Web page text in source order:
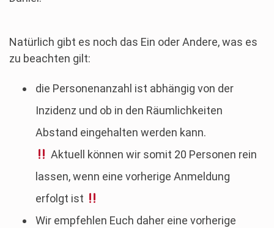
Natürlich gibt es noch das Ein oder Andere, was es
zu beachten gilt:
die Personenanzahl ist abhängig von der
Inzidenz und ob in den Räumlichkeiten
Abstand eingehalten werden kann.
Aktuell können wir somit 20 Personen rein
lassen, wenn eine vorherige Anmeldung
erfolgt ist
Wir empfehlen Euch daher eine vorherige